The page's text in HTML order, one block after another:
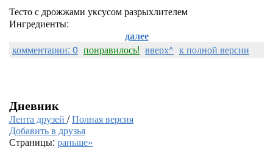
Тесто с дрожжами уксусом разрыхлителем
Ингредиенты:
далее
комментарии: 0 понравилось! вверх^ к полной версии
Дневник
Лента друзей /Полная версия
Добавить в друзья
Страницы: раньше»